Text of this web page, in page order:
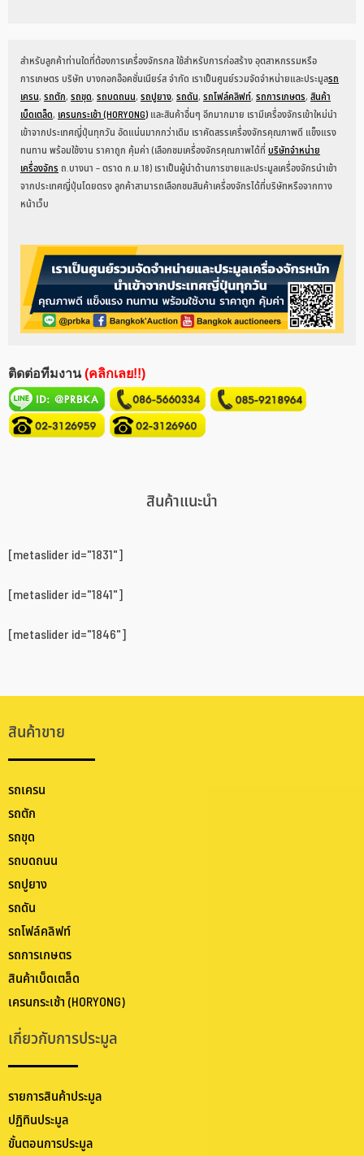
สำหรับลูกค้าท่านใดที่ต้องการเครื่องจักรกล ใช้สำหรับการก่อสร้าง อุตสาหกรรมหรือ
การเกษตร บริษัท บางกอกอ๊อคชั่นเนียร์ส จำกัด เราเป็นศูนย์รวมจัดจำหน่ายและประมูลรถ
เครน, รถตัก, รถขุด, รถบดถนน, รถปูยาง, รถดัน, รถโฟล์คลิฟท์, รถการเกษตร, สินค้า
เบ็ดเตล็ด, เครนกระเช้า (HORYONG) และสินค้าอื่นๆ อีกมากมาย เรามีเครื่องจักรเข้าใหม่นำ
เข้าจากประเทศญี่ปุ่นทุกวัน อัดแน่นมากกว่าเดิม เราคัดสรรเครื่องจักรคุณภาพดี แข็งแรง
ทนทาน พร้อมใช้งาน ราคาถูก คุ้มค่า (เลือกชมเครื่องจักรคุณภาพได้ที่ บริษัทจำหน่าย
เครื่องจักร ถ.บางนา – ตราด ก.ม.18) เราเป็นผู้นำด้านการขายและประมูลเครื่องจักรนำเข้า
จากประเทศญี่ปุ่นโดยตรง ลูกค้าสามารถเลือกชมสินค้าเครื่องจักรได้ที่บริษัทหรือจากทาง
หน้าเว็บ
ติดต่อทีมงาน (คลิกเลย!!)
สินค้าแนะนำ
[metaslider id="1831"]
[metaslider id="1841"]
[metaslider id="1846"]
สินค้าขาย
รถเครน
รถตัก
รถขุด
รถบดถนน
รถปูยาง
รถดัน
รถโฟล์คลิฟท์
รถการเกษตร
สินค้าเบ็ดเตล็ด
เครนกระเช้า (HORYONG)
เกี่ยวกับการประมูล
รายการสินค้าประมูล
ปฏิทินประมูล
ขั้นตอนการประมูล